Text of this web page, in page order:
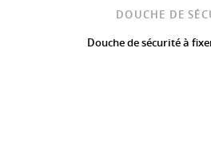
DOUCHE DE
Douche de sécurité à